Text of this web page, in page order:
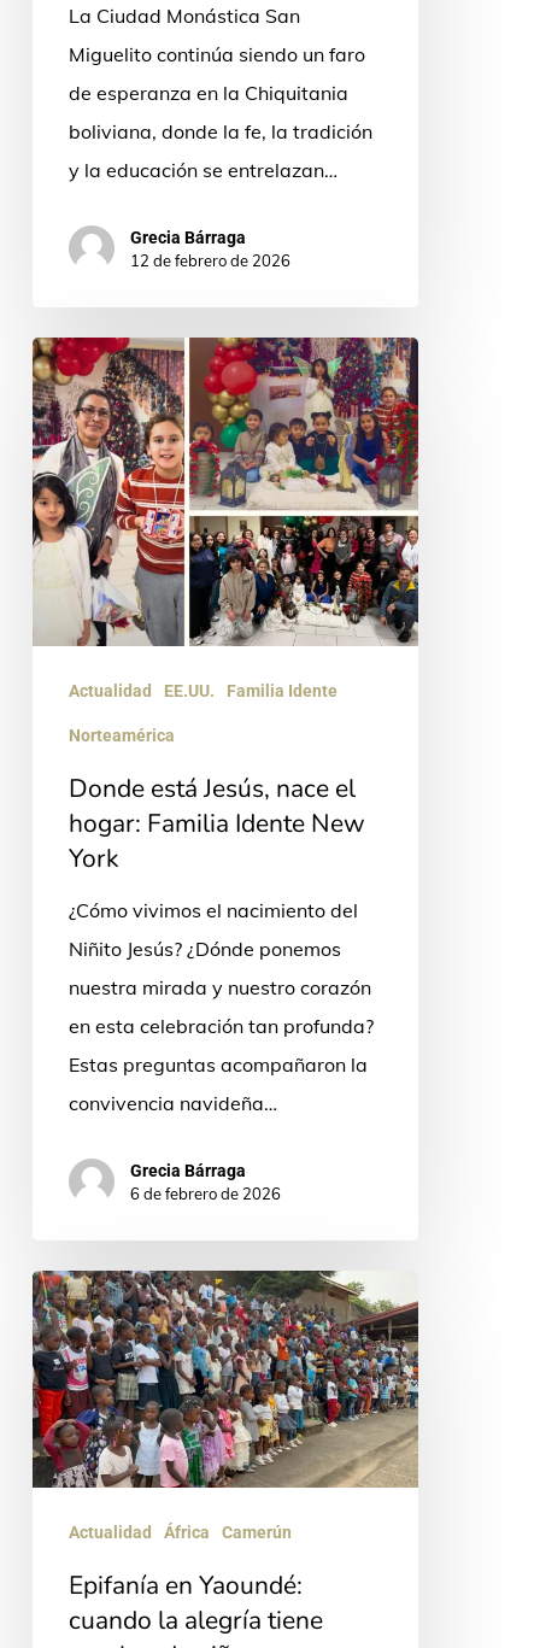
La Ciudad Monástica San
Miguelito continúa siendo un faro
de esperanza en la Chiquitania
boliviana, donde la fe, la tradición
y la educación se entrelazan…
Grecia Bárraga
12 de febrero de 2026
Donde
está
Jesús,
nace
el
hogar:
Familia
Idente
York
Actualidad EE.UU. Familia Idente
Norteamérica
Donde está Jesús, nace el
hogar: Familia Idente New
York
¿Cómo vivimos el nacimiento del
Niñito Jesús? ¿Dónde ponemos
nuestra mirada y nuestro corazón
en esta celebración tan profunda?
Estas preguntas acompañaron la
convivencia navideña…
Grecia Bárraga
6 de febrero de 2026
Epifanía
en
Yaoundé:
cuando
la
alegría
tieneActualidad África Camerún
Epifanía en Yaoundé:
cuando la alegría tiene